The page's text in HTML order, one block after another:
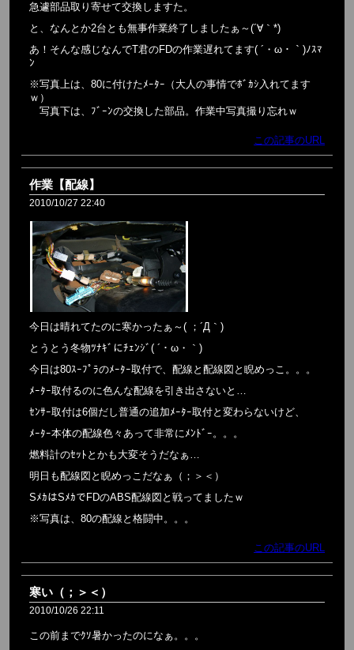
急遽部品取り寄せて交換しますた。
と、なんとか2台とも無事作業終了しましたぁ～(´∀｀*)
あ！そんな感じなんでT君のFDの作業遅れてます( ´・ω・｀)ﾉｽﾏ
ﾝ
※写真上は、80に付けたﾒｰﾀｰ（大人の事情でﾎﾞｶｼ入れてます
ｗ）
写真下は、ﾌﾞｰﾝの交換した部品。作業中写真撮り忘れｗ
この記事のURL
作業【配線】
2010/10/27 22:40
今日は晴れてたのに寒かったぁ～( ；´Д｀)
とうとう冬物ﾂﾅｷﾞにﾁｪﾝｼﾞ( ´・ω・｀)
今日は80ｽｰﾌﾟﾗのﾒｰﾀｰ取付で、配線と配線図と睨めっこ。。。
ﾒｰﾀｰ取付るのに色んな配線を引き出さないと…
ｾﾝｻｰ取付は6個だし普通の追加ﾒｰﾀｰ取付と変わらないけど、
ﾒｰﾀｰ本体の配線色々あって非常にﾒﾝﾄﾞｰ。。。
燃料計のｾｯﾄとかも大変そうだなぁ…
明日も配線図と睨めっこだなぁ（；＞＜）
SﾒｶはSﾒｶでFDのABS配線図と戦ってましたｗ
※写真は、80の配線と格闘中。。。
この記事のURL
寒い（；＞＜）
2010/10/26 22:11
この前までｸｿ暑かったのになぁ。。。